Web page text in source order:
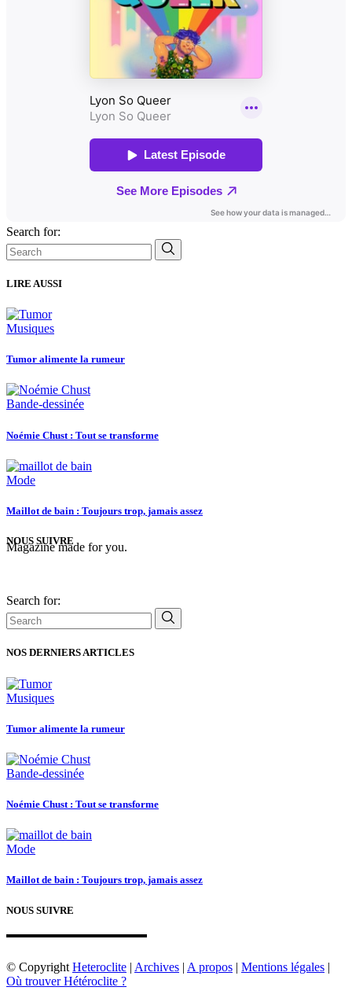
Search for:
LIRE AUSSI
Musiques
Tumor alimente la rumeur
Bande-dessinée
Noémie Chust : Tout se transforme
Mode
Maillot de bain : Toujours trop, jamais assez
NOUS SUIVRE
Magazine made for you.
Search for:
NOS DERNIERS ARTICLES
Musiques
Tumor alimente la rumeur
Bande-dessinée
Noémie Chust : Tout se transforme
Mode
Maillot de bain : Toujours trop, jamais assez
NOUS SUIVRE
© Copyright Heteroclite | Archives | A propos | Mentions légales |
Où trouver Hétéroclite ?